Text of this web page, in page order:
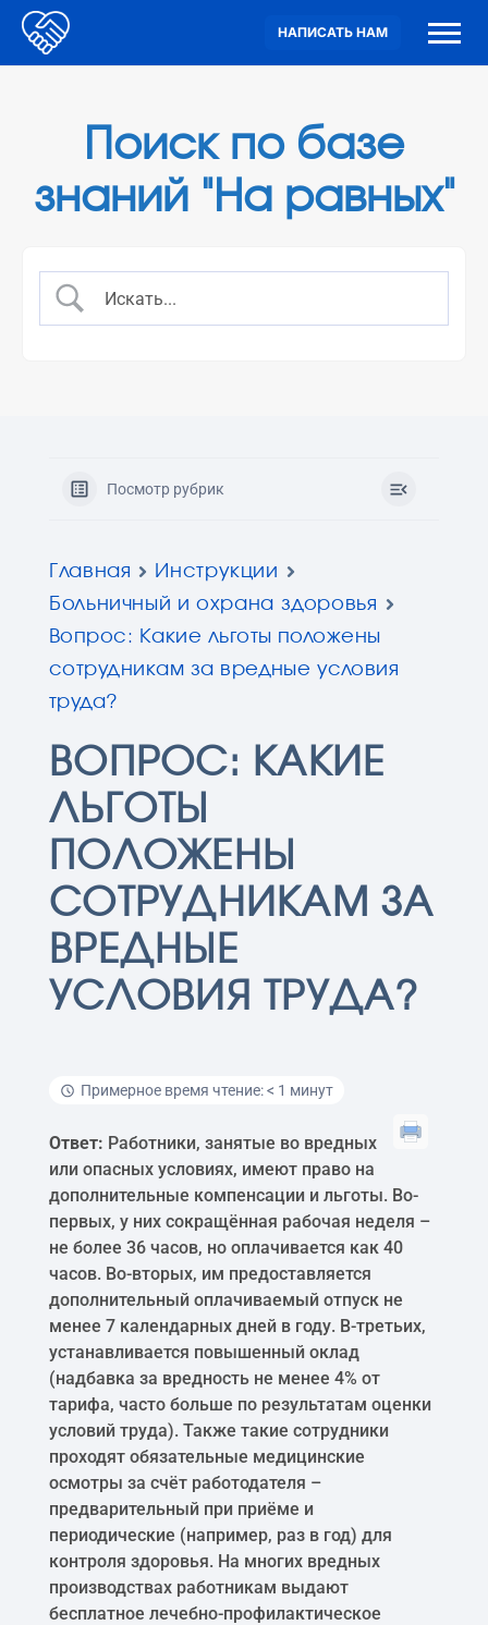
НАПИСАТЬ НАМ
Поиск по базе
знаний "На равных"
Посмотр рубрик
Главная
Инструкции
Больничный и охрана здоровья
Вопрос: Какие льготы положены
сотрудникам за вредные условия
труда?
ВОПРОС: КАКИЕ
ЛЬГОТЫ
ПОЛОЖЕНЫ
СОТРУДНИКАМ ЗА
ВРЕДНЫЕ
УСЛОВИЯ ТРУДА?
Примерное время чтение: < 1 минут
Ответ: Работники, занятые во вредных
или опасных условиях, имеют право на
дополнительные компенсации и льготы. Во-
первых, у них сокращённая рабочая неделя –
не более 36 часов, но оплачивается как 40
часов. Во-вторых, им предоставляется
дополнительный оплачиваемый отпуск не
менее 7 календарных дней в году. В-третьих,
устанавливается повышенный оклад
(надбавка за вредность не менее 4% от
тарифа, часто больше по результатам оценки
условий труда). Также такие сотрудники
проходят обязательные медицинские
осмотры за счёт работодателя –
предварительный при приёме и
периодические (например, раз в год) для
контроля здоровья. На многих вредных
производствах работникам выдают
бесплатное лечебно-профилактическое